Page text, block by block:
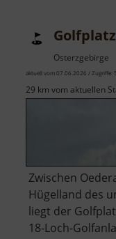
Osterzgebirge
aktuell vom 07.06.2026 / Zugriffe:
29 km vom aktuellen
Zwischen
Hügelland des
liegt der
18-Loch-